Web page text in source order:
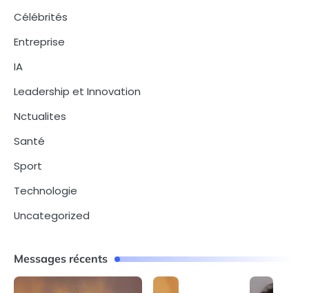
Célébrités
Entreprise
IA
Leadership et Innovation
Nctualites
Santé
Sport
Technologie
Uncategorized
Messages récents